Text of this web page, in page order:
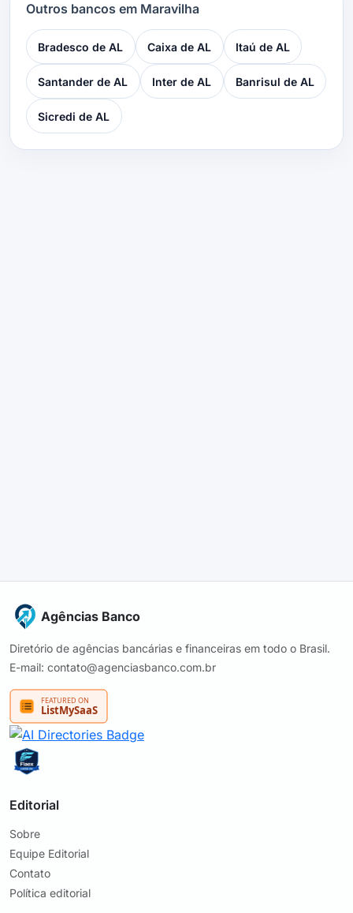
Outros bancos em Maravilha
Bradesco de AL Caixa de AL Itaú de AL
Santander de AL Inter de AL Banrisul de AL
Sicredi de AL
Agências Banco
Diretório de agências bancárias e financeiras em todo o Brasil.
E-mail: contato@agenciasbanco.com.br
Editorial
Sobre
Equipe Editorial
Contato
Política editorial